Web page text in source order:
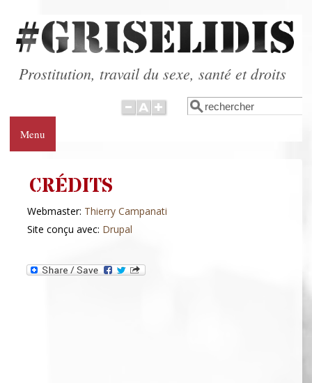
Prostitution, travail du sexe, santé et droits
Formulaire de
Rechercher
Menu
CRÉDITS
Webmaster: Thierry Campanati
Site conçu avec: Drupal